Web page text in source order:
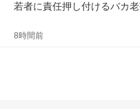
若者に責任押し付けるバカ
8時間前